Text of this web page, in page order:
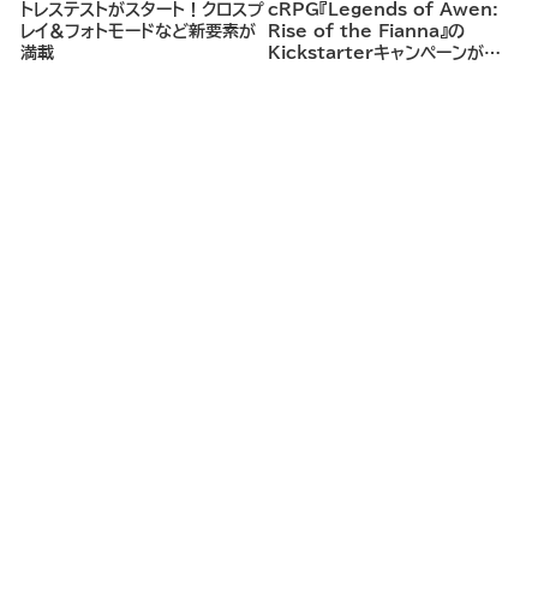
トレステストがスタート！クロスプ
レイ＆フォトモードなど新要素が
満載
cRPG『Legends of Awen:
Rise of the Fianna』の
Kickstarterキャンペーンがま